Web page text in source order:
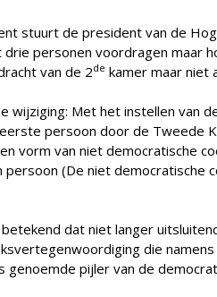
stuurt de president van de
drie personen voordragen maar
van de 2de kamer maar niet
wijziging: Met het instellen van
persoon door de Tweede
vorm van niet democratische
persoon (De niet
dat niet langer
die
genoemde pijler van de